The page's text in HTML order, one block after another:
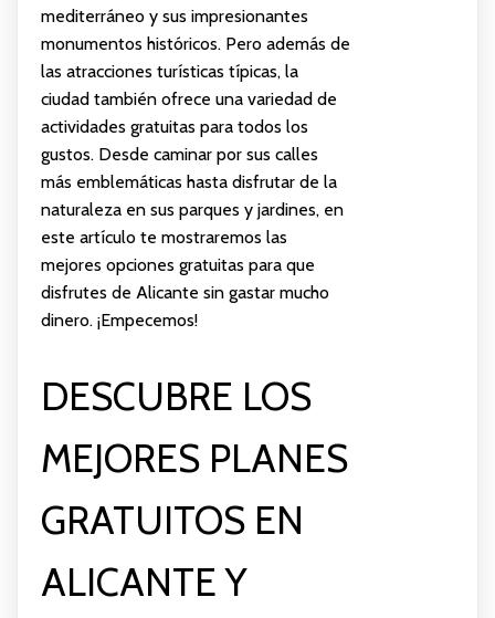
mediterráneo y sus impresionantes
monumentos históricos. Pero además de
las atracciones turísticas típicas, la
ciudad también ofrece una variedad de
actividades gratuitas para todos los
gustos. Desde caminar por sus calles
más emblemáticas hasta disfrutar de la
naturaleza en sus parques y jardines, en
este artículo te mostraremos las
mejores opciones gratuitas para que
disfrutes de Alicante sin gastar mucho
dinero. ¡Empecemos!
DESCUBRE LOS
MEJORES PLANES
GRATUITOS EN
ALICANTE Y